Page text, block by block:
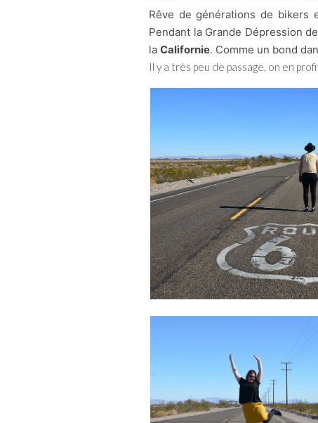
Rêve de générations de bikers
Pendant la Grande Dépression
la Californie. Comme un bond
Il y a très peu de passage, on en